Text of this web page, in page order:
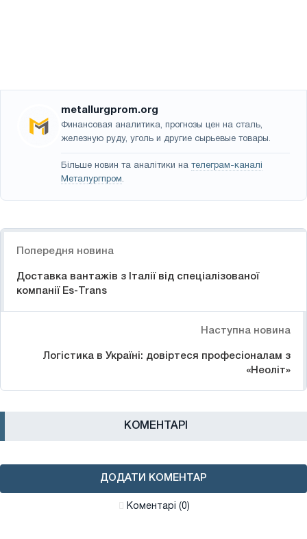
metallurgprom.org
Финансовая аналитика, прогнозы цен на сталь,
железную руду, уголь и другие сырьевые товары.
Більше новин та аналітики на телеграм-каналі
Металургпром.
Попередня новина
Доставка вантажів з Італії від спеціалізованої
компанії Es-Trans
Наступна новина
Логістика в Україні: довіртеся професіоналам з
«Неоліт»
КОМЕНТАРІ
ДОДАТИ КОМЕНТАР
Коментарі (0)